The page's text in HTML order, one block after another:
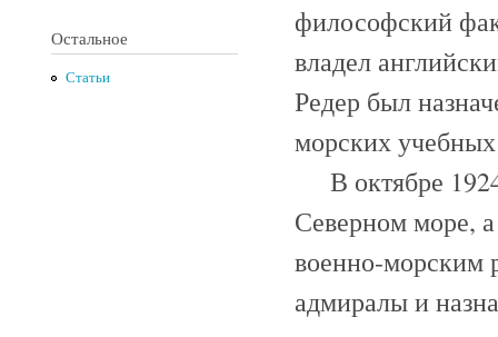
Остальное
Статьи
философский
владел
Редер был
морских
В октябре
Северном море,
военно-морским
адмиралы и